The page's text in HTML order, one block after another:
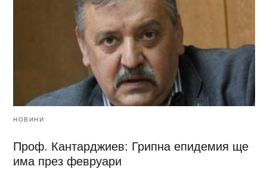
НОВИНИ
Проф. Кантарджиев: Грипна епидемия ще
има през февруари